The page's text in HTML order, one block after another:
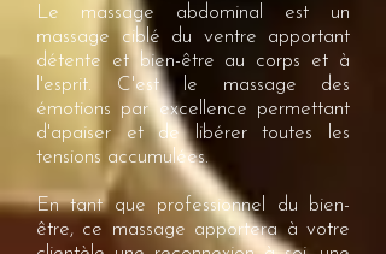
Le massage abdominal est un
massage ciblé du ventre apportant
détente et bien-être au corps et à
l'esprit. C'est le massage des
émotions par excellence permettant
d'apaiser et de libérer toutes les
tensions accumulées.
En tant que professionnel du bien-
être, ce massage apportera à votre